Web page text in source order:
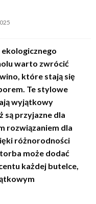
warto zwrócić
które stają się
Te stylowe
wyjątkowy
są przyjazne dla
rozwiązaniem dla
różnorodności
może dodać
każdej butelce,